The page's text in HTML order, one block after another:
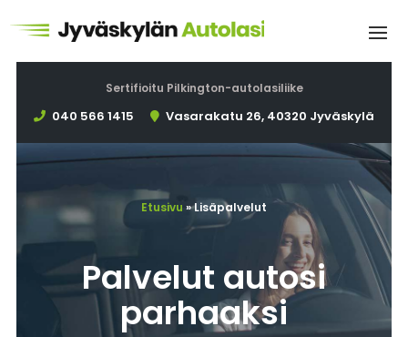
Sertifioitu Pilkington-autolasiliike
040 566 1415 Vasarakatu 26, 40320 Jyväskylä
Etusivu »Lisäpalvelut
Palvelut autosi
parhaaksi